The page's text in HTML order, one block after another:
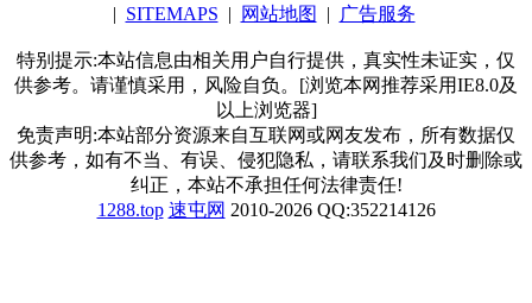
| SITEMAPS | 网站地图 | 广告服务
特别提示:本站信息由相关用户自行提供，真实性未证实，仅
供参考。请谨慎采用，风险自负。[浏览本网推荐采用IE8.0及
以上浏览器]
免责声明:本站部分资源来自互联网或网友发布，所有数据仅
供参考，如有不当、有误、侵犯隐私，请联系我们及时删除或
纠正，本站不承担任何法律责任!
1288.top 速屯网 2010-2026 QQ:352214126